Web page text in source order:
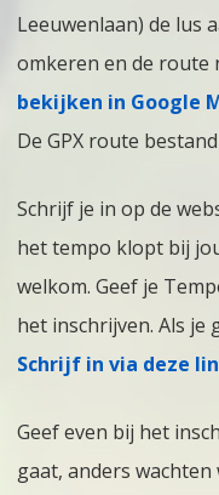
Leeuwenlaan) de lus
omkeren en de route
bekijken in Google
De GPX route
Schrijf je in op de
het tempo klopt bij
welkom. Geef je
het inschrijven. Als je
Schrijf in via deze
Geef even bij het
gaat, anders wachten